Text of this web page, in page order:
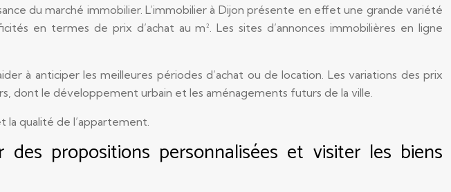
du marché immobilier. L’immobilier à Dijon présente en effet une grande variété
en termes de prix d’achat au m². Les sites d’annonces immobilières en ligne
à anticiper les meilleures périodes d’achat ou de location. Les variations des prix
dont le développement urbain et les aménagements futurs de la ville.
la qualité de l’appartement.
propositions personnalisées et visiter les biens